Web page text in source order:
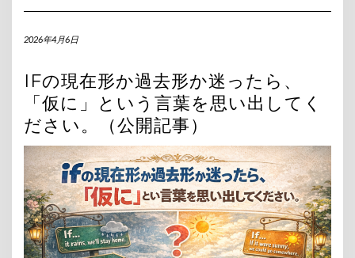
2026年4月6日
IFの現在形か過去形か迷ったら、
「仮に」という言葉を思い出してく
ださい。（公開記事）